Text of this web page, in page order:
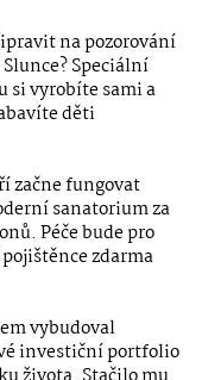
na pozorování
Speciální
si vyrobíte sami a
děti
začne fungovat
sanatorium za
Péče bude pro
zdarma
vybudoval
investiční portfolio